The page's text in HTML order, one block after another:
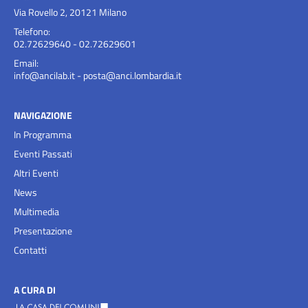
Via Rovello 2, 20121 Milano
Telefono:
02.72629640 - 02.72629601
Email:
info@ancilab.it- posta@anci.lombardia.it
NAVIGAZIONE
In Programma
Eventi Passati
Altri Eventi
News
Multimedia
Presentazione
Contatti
A CURA DI